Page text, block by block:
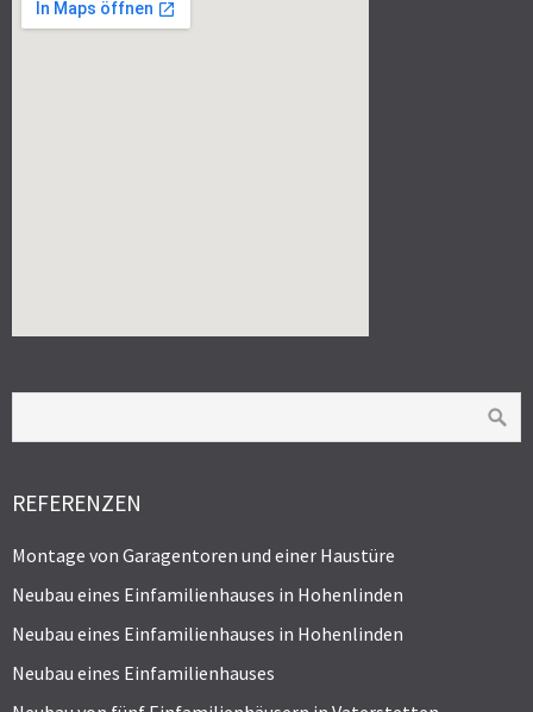
REFERENZEN
Montage von Garagentoren und einer Haustüre
Neubau eines Einfamilienhauses in Hohenlinden
Neubau eines Einfamilienhauses in Hohenlinden
Neubau eines Einfamilienhauses